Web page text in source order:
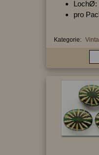
LochØ:
pro
Kategorie: